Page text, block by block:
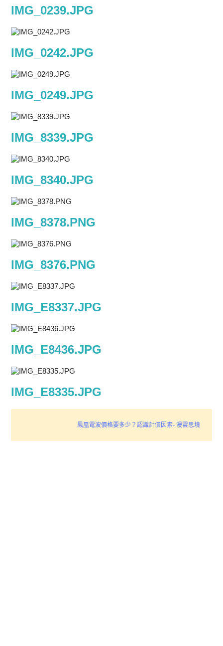
IMG_0239.JPG
IMG_0242.JPG
IMG_0249.JPG
IMG_8339.JPG
IMG_8340.JPG
IMG_8378.PNG
IMG_8376.PNG
IMG_E8337.JPG
IMG_E8436.JPG
IMG_E8335.JPG
鳳凰電波價格要多少？認識計價因素- 漫雲思境